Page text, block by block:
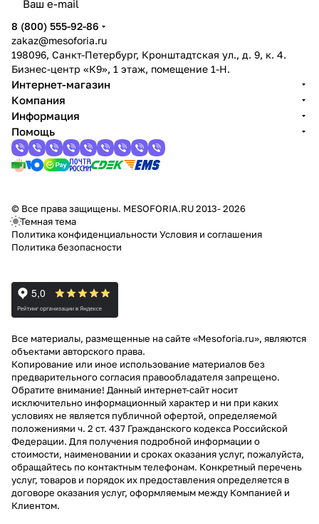
8 (800) 555-92-86
zakaz@mesoforia.ru
198096, Санкт-Петербург, Кронштадтская ул., д. 9, к. 4.
Бизнес-центр «К9», 1 этаж, помещение 1-Н.
Интернет-магазин
Компания
Информация
Помощь
© Все права защищены. MESOFORIA.RU 2013- 2026
Темная тема
Политика конфиденциальности Условия и соглашения
Политика безопасности
Все материалы, размещенные на сайте «Mesoforia.ru», являются
объектами авторского права.
Копирование или иное использование материалов без
предварительного согласия правообладателя запрещено.
Обратите внимание! Данный интернет-сайт носит
исключительно информационный характер и ни при каких
условиях не является публичной офертой, определяемой
положениями ч. 2 ст. 437 Гражданского кодекса Российской
Федерации. Для получения подробной информации о
стоимости, наименовании и сроках оказания услуг, пожалуйста,
обращайтесь по контактным телефонам. Конкретный перечень
услуг, товаров и порядок их предоставления определяется в
договоре оказания услуг, оформляемым между Компанией и
Клиентом.